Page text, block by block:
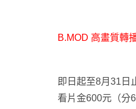
B.MOD 高畫質轉
即日起至8月31日
看片金600元（分